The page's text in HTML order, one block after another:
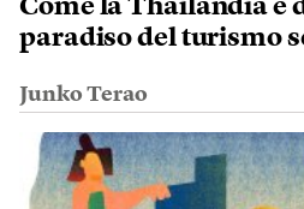
Come la Thailandia è
paradiso del turismo
Junko Terao